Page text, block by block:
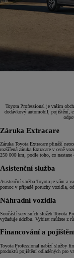
Toyota Professional je vaším
dodávkový automobil, pojištění,
Záruka Extracare
Záruka Toyota Extracare přináší
rozšířená záruka Extracare v ceně
250 000 km, podle toho, co nastane
Asistenční služba
Asistenční služba Toyota je vám a
pomoc v případě poruchy vozidla,
Náhradní vozidla
Součástí servisních služeb Toyota
vyžaduje údržbu. Vybírat můžete z
Financování a
Toyota Professional nabízí služby
produktů pojištění odladěných pro